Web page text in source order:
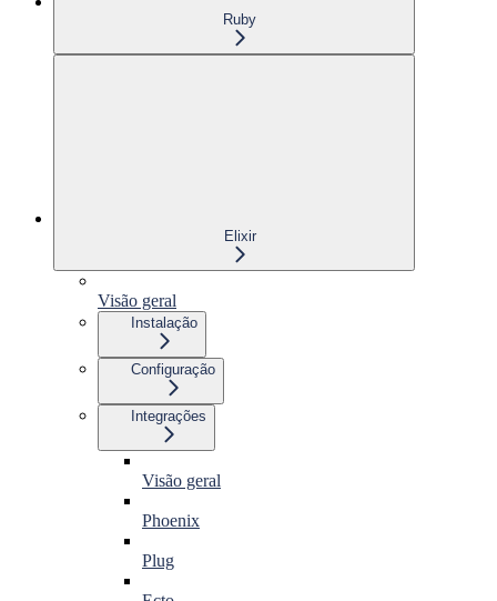
Ruby
Elixir
Visão geral
Instalação
Configuração
Integrações
Visão geral
Phoenix
Plug